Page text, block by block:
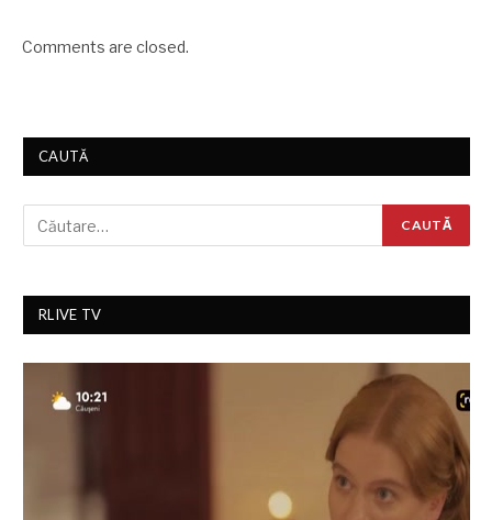
Comments are closed.
CAUTĂ
RLIVE TV